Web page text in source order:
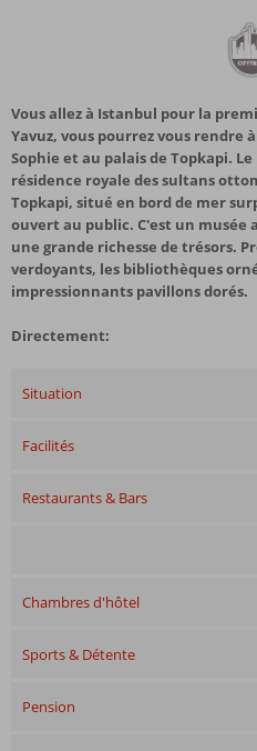
Vous allez à Istanbul pour la
Yavuz, vous pourrez vous rendre
Sophie et au palais de Topkapi.
résidence royale des sultans
Topkapi, situé en bord de mer
ouvert au public. C'est un
une grande richesse de trésors.
verdoyants, les bibliothèques
impressionnants pavillons dorés.
Directement:
Situation
Facilités
Restaurants & Bars
Chambres d'hôtel
Sports & Détente
Pension